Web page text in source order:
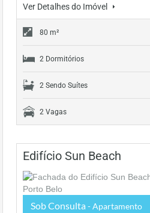
Ver Detalhes do Imóvel
80 m²
2 Dormitórios
2 Sendo Suítes
2 Vagas
Edifício Sun Beach
Sob Consulta - Apartamento